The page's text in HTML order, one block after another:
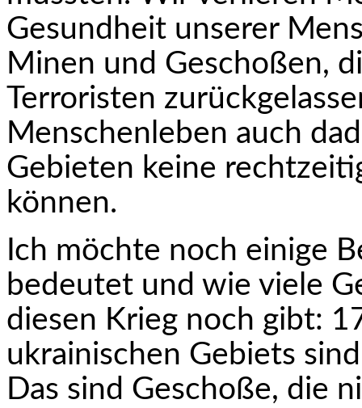
Gesundheit unserer
Minen und Geschoßen,
Terroristen
Menschenleben auch
Gebieten keine
können.
Ich möchte noch einige
bedeutet und wie viele
diesen Krieg noch gibt:
ukrainischen Gebiets
Das sind Geschoße, die